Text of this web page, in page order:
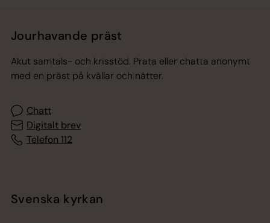
Jourhavande präst
Akut samtals- och krisstöd. Prata eller chatta anonymt
med en präst på kvällar och nätter.
Chatt
Digitalt brev
Telefon 112
Svenska kyrkan